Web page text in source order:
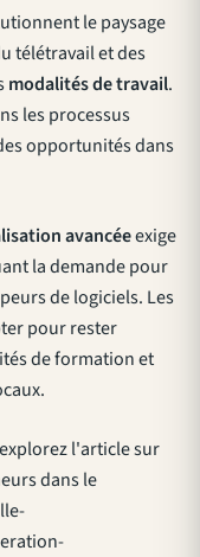
le paysage
télétravail et des
modalités de travail.
les processus
opportunités dans
avancéeexige
la demande pour
de logiciels. Les
pour rester
de formation et
l'article sur
dans le